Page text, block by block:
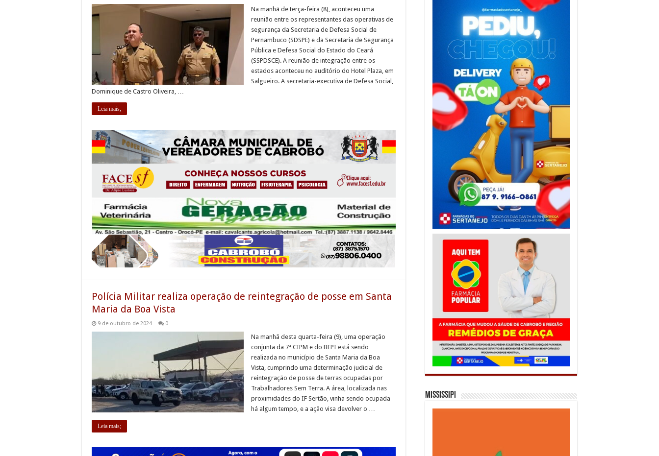
Na manhã de terça-feira (8), aconteceu uma
reunião entre os representantes das operativas de
segurança da Secretaria de Defesa Social de
Pernambuco (SDSPE) e da Secretaria de Segurança
Pública e Defesa Social do Estado do Ceará
(SSPDSCE). A reunião de integração entre os
estados aconteceu no auditório do Hotel Plaza, em
Salgueiro. A secretaria-executiva de Defesa Social,
Dominique de Castro Oliveira, …
Leia mais;
Polícia Militar realiza operação de reintegração de posse em Santa
Maria da Boa Vista
9 de outubro de 2024 0
Na manhã desta quarta-feira (9), uma operação
conjunta da 7ª CIPM e do BEPI está sendo
realizada no município de Santa Maria da Boa
Vista, cumprindo uma determinação judicial de
reintegração de posse de terras ocupadas por
Trabalhadores Sem Terra. A área, localizada nas
proximidades do IF Sertão, vinha sendo ocupada
há algum tempo, e a ação visa devolver o …
Leia mais;
Mississipi